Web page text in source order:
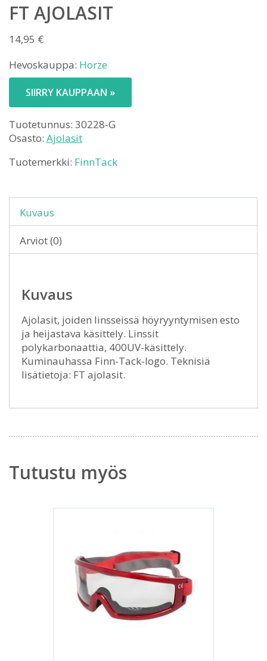
FT AJOLASIT
14,95 €
Hevoskauppa: Horze
SIIRRY KAUPPAAN »
Tuotetunnus: 30228-G
Osasto: Ajolasit
Tuotemerkki: FinnTack
Kuvaus
Arviot (0)
Kuvaus
Ajolasit, joiden linsseissä höyryyntymisen esto
ja heijastava käsittely. Linssit
polykarbonaattia, 400UV-käsittely.
Kuminauhassa Finn-Tack-logo. Teknisiä
lisätietoja: FT ajolasit.
Tutustu myös